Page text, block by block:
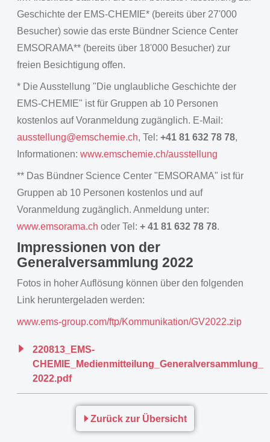
Geschichte der EMS-CHEMIE* (bereits über 27'000
Besucher) sowie das erste Bündner Science Center
EMSORAMA** (bereits über 18'000 Besucher) zur
freien Besichtigung offen.
* Die Ausstellung "Die unglaubliche Geschichte der
EMS-CHEMIE" ist für Gruppen ab 10 Personen
kostenlos auf Voranmeldung zugänglich. E-Mail:
ausstellung@emschemie.ch, Tel: +41 81 632 78 78,
Informationen: www.emschemie.ch/ausstellung
** Das Bündner Science Center "EMSORAMA" ist für
Gruppen ab 10 Personen kostenlos und auf
Voranmeldung zugänglich. Anmeldung unter:
www.emsorama.ch oder Tel: + 41 81 632 78 78.
Impressionen von der
Generalversammlung 2022
Fotos in hoher Auflösung können über den folgenden
Link heruntergeladen werden:
www.ems-group.com/ftp/Kommunikation/GV2022.zip
220813_EMS-
CHEMIE_Medienmitteilung_Generalversammlung_
2022.pdf
Zurück zur Übersicht